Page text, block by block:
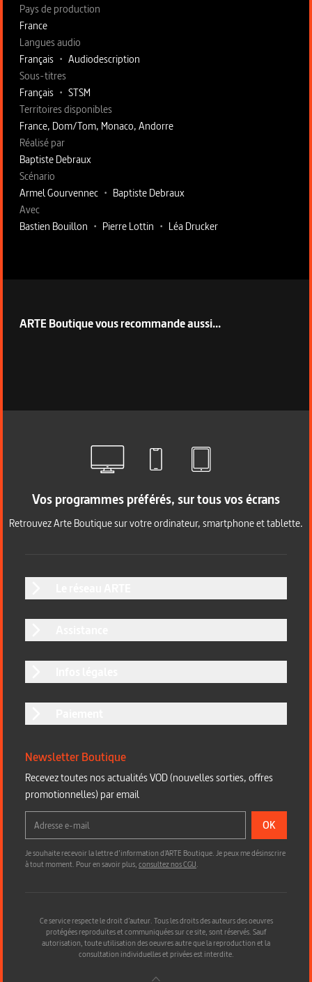
Pays de production
France
Langues audio
Français • Audiodescription
Sous-titres
Français • STSM
Territoires disponibles
France, Dom/Tom, Monaco, Andorre
Fiche technique section droite
Réalisé par
Baptiste Debraux
Scénario
Armel Gourvennec • Baptiste Debraux
Avec
Bastien Bouillon • Pierre Lottin • Léa Drucker
ARTE Boutique vous recommande aussi...
Vos programmes préférés, sur tous vos écrans
Retrouvez Arte Boutique sur votre ordinateur, smartphone et tablette.
Newsletter Boutique
Recevez toutes nos actualités VOD (nouvelles sorties, offres
promotionnelles) par email
OK
Je souhaite recevoir la lettre d’information d'ARTE Boutique. Je peux me désinscrire
à tout moment. Pour en savoir plus,consultez nos CGU.
Ce service respecte le droit d’auteur. Tous les droits des auteurs des oeuvres
protégées reproduites et communiquées sur ce site, sont réservés. Sauf
autorisation, toute utilisation des oeuvres autre que la reproduction et la
consultation individuelles et privées est interdite.